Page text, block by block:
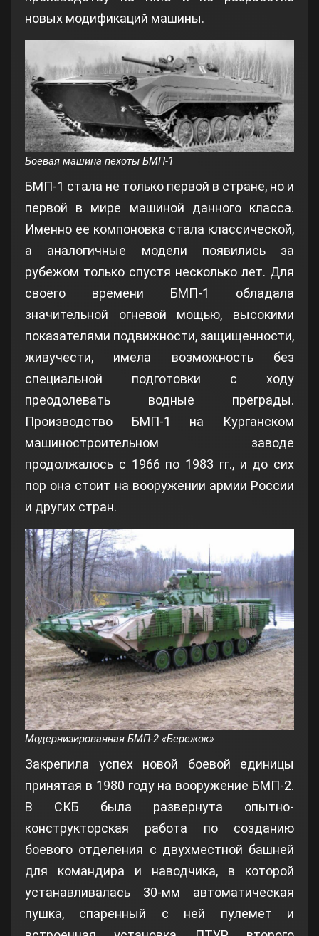
новых модификаций машины.
Боевая машина пехоты БМП-1
БМП-1 стала не только первой в стране, но и
первой в мире машиной данного класса.
Именно ее компоновка стала классической,
а аналогичные модели появились за
рубежом только спустя несколько лет. Для
своего времени БМП-1 обладала
значительной огневой мощью, высокими
показателями подвижности, защищенности,
живучести, имела возможность без
специальной подготовки с ходу
преодолевать водные преграды.
Производство БМП-1 на Курганском
машиностроительном заводе
продолжалось с 1966 по 1983 гг., и до сих
пор она стоит на вооружении армии России
и других стран.
Модернизированная БМП-2 «Бережок»
Закрепила успех новой боевой единицы
принятая в 1980 году на вооружение БМП-2.
В СКБ была развернута опытно-
конструкторская работа по созданию
боевого отделения с двухместной башней
для командира и наводчика, в которой
устанавливалась 30-мм автоматическая
пушка, спаренный с ней пулемет и